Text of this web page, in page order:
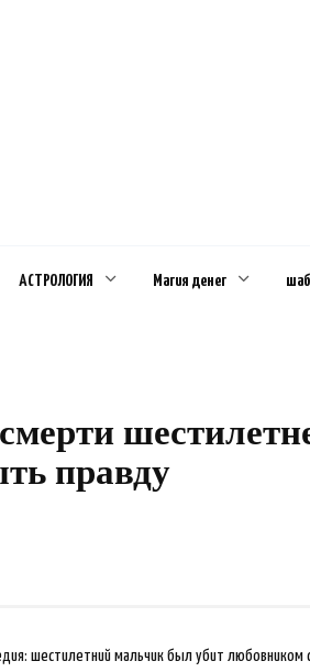
АСТРОЛОГИЯ Магия денег
правду
шестилетний мальчик был убит любовником